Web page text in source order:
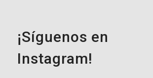
¡Síguenos en
Instagram!